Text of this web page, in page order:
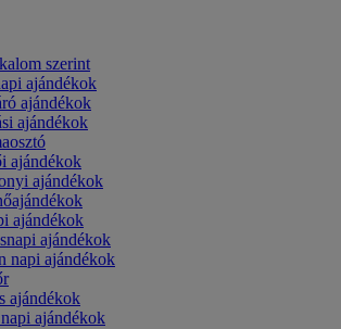
szerint
ajándékok
ajándékok
ajándékok
ajándékok
ajándékok
ajándékok
ajándékok
napi ajándékok
ajándékok
ajándékok